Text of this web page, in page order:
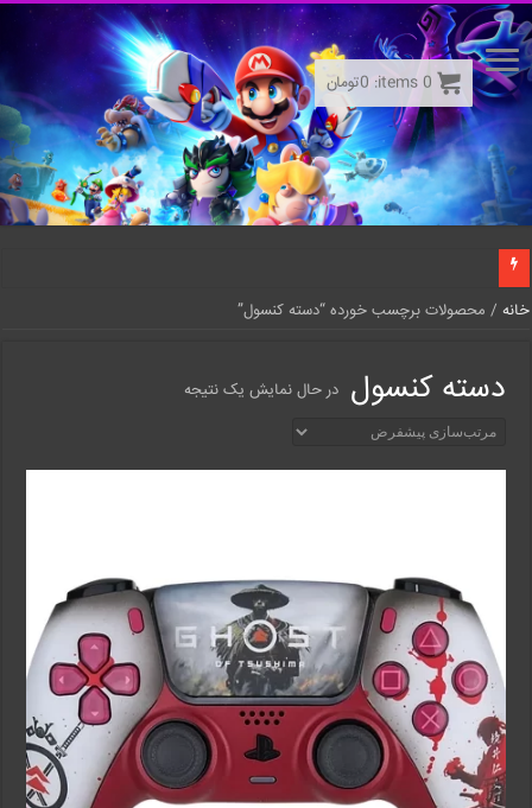
خانه / محصولات برچسب خورده “دسته کنسول”
دسته کنسول در حال نمایش یک نتیجه
0
items:
0تومان